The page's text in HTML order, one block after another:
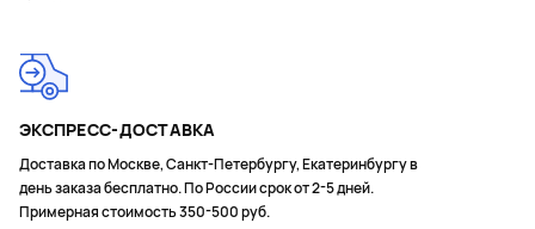
ЭКСПРЕСС-ДОСТАВКА
Доставка по Москве, Санкт-Петербургу, Екатеринбургу в
день заказа бесплатно. По России срок от 2-5 дней.
Примерная стоимость 350-500 руб.